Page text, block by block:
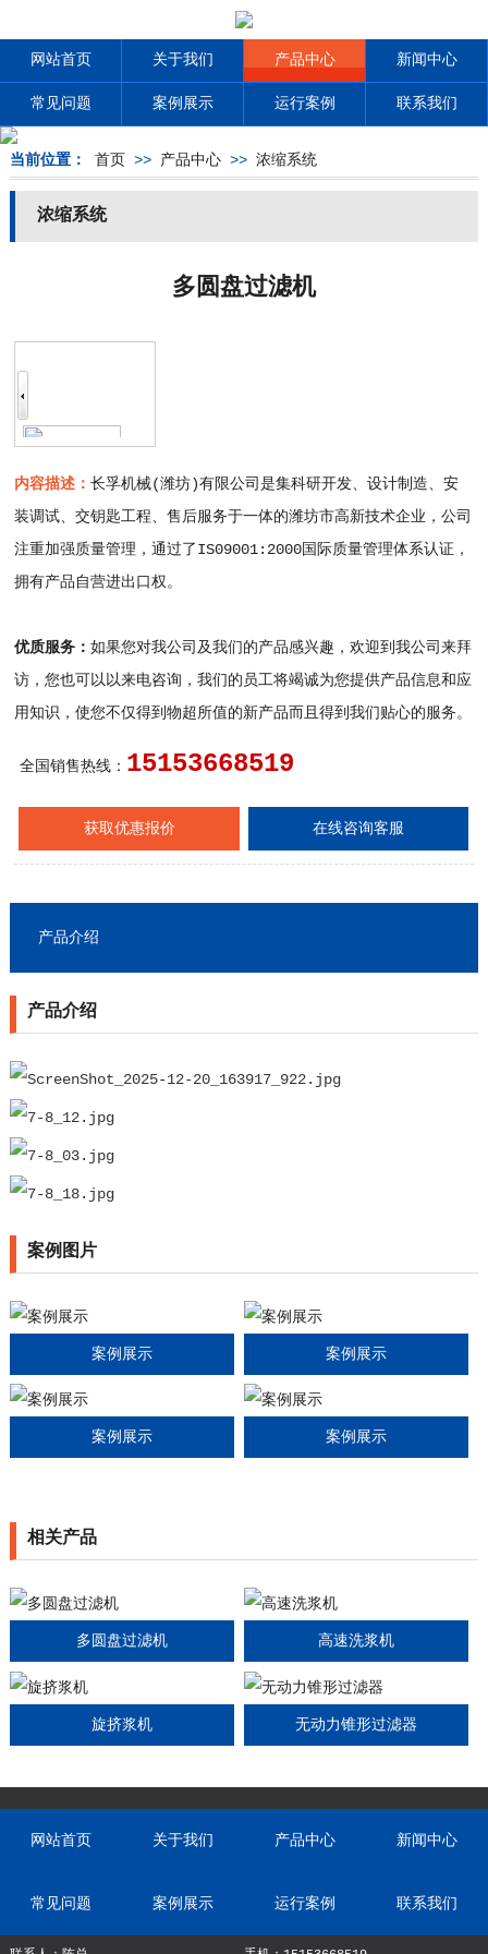
网站首页 关于我们 产品中心 新闻中心
常见问题 案例展示 运行案例 联系我们
当前位置： 首页 >> 产品中心>> 浓缩系统
浓缩系统
多圆盘过滤机
内容描述：长孚机械(潍坊)有限公司是集科研开发、设计制造、安
装调试、交钥匙工程、售后服务于一体的潍坊市高新技术企业，公司
注重加强质量管理，通过了IS09001:2000国际质量管理体系认证，
拥有产品自营进出口权。
优质服务：如果您对我公司及我们的产品感兴趣，欢迎到我公司来拜
访，您也可以以来电咨询，我们的员工将竭诚为您提供产品信息和应
用知识，使您不仅得到物超所值的新产品而且得到我们贴心的服务。
全国销售热线： 15153668519
获取优惠报价 在线咨询客服
产品介绍
产品介绍
案例图片
案例展示 案例展示
案例展示 案例展示
相关产品
多圆盘过滤机 高速洗浆机
旋挤浆机 无动力锥形过滤器
网站首页 关于我们 产品中心 新闻中心
常见问题 案例展示 运行案例 联系我们